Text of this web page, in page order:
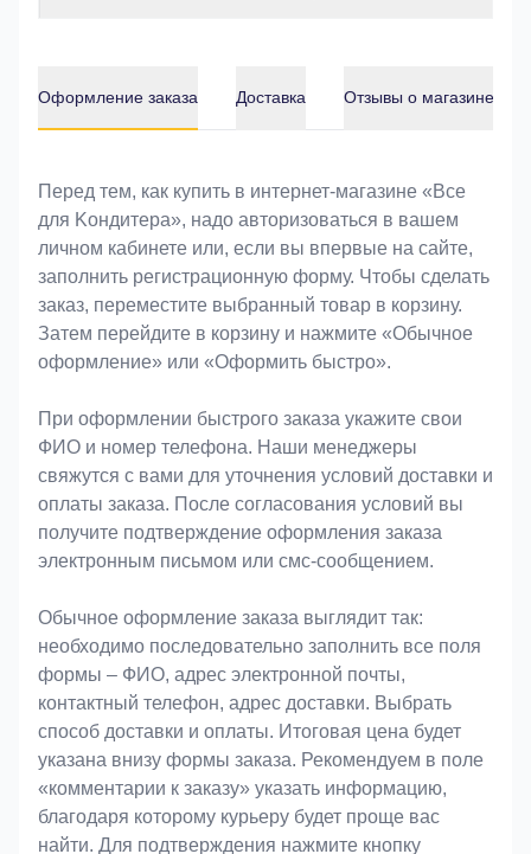
Оформление заказа Доставка Отзывы о магазине
Оформление заказа
Перед тем, как купить в интернет-магазине «Bce
для Koндитeрa», надо авторизоваться в вашем
личном кабинете или, если вы впервые на сайте,
заполнить регистрационную форму. Чтобы сделать
заказ, переместите выбранный товар в корзину.
Затем перейдите в корзину и нажмите «Обычное
оформление» или «Оформить быстро».
При оформлении быстрого заказа укажите свои
ФИО и номер телефона. Наши менеджеры
свяжутся с вами для уточнения условий доставки и
оплаты заказа. После согласования условий вы
получите подтверждение оформления заказа
электронным письмом или смс-сообщением.
Обычное оформление заказа выглядит так:
необходимо последовательно заполнить все поля
формы – ФИО, адрес электронной почты,
контактный телефон, адрес доставки. Выбрать
способ доставки и оплаты. Итоговая цена будет
указана внизу формы заказа. Рекомендуем в поле
«комментарии к заказу» указать информацию,
благодаря которому курьеру будет проще вас
найти. Для подтверждения нажмите кнопку